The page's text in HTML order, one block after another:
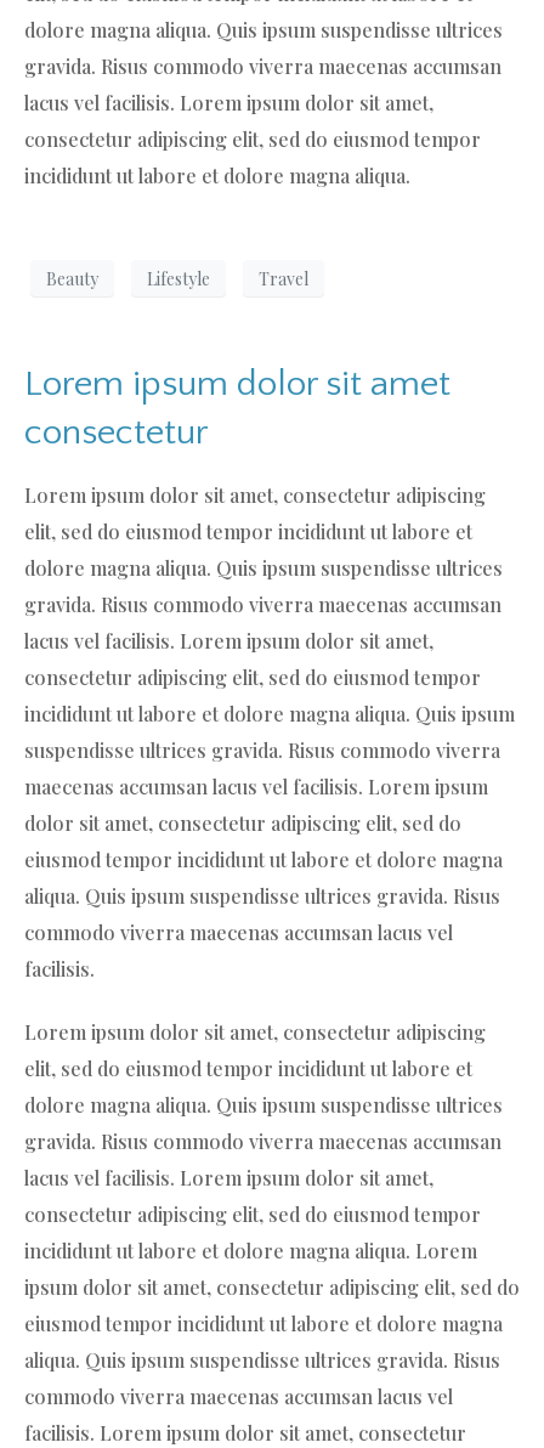
dolore magna aliqua. Quis ipsum suspendisse ultrices
gravida. Risus commodo viverra maecenas accumsan
lacus vel facilisis. Lorem ipsum dolor sit amet,
consectetur adipiscing elit, sed do eiusmod tempor
incididunt ut labore et dolore magna aliqua.
Beauty Lifestyle Travel
Lorem ipsum dolor sit amet
consectetur
Lorem ipsum dolor sit amet, consectetur adipiscing
elit, sed do eiusmod tempor incididunt ut labore et
dolore magna aliqua. Quis ipsum suspendisse ultrices
gravida. Risus commodo viverra maecenas accumsan
lacus vel facilisis. Lorem ipsum dolor sit amet,
consectetur adipiscing elit, sed do eiusmod tempor
incididunt ut labore et dolore magna aliqua. Quis ipsum
suspendisse ultrices gravida. Risus commodo viverra
maecenas accumsan lacus vel facilisis. Lorem ipsum
dolor sit amet, consectetur adipiscing elit, sed do
eiusmod tempor incididunt ut labore et dolore magna
aliqua. Quis ipsum suspendisse ultrices gravida. Risus
commodo viverra maecenas accumsan lacus vel
facilisis.
Lorem ipsum dolor sit amet, consectetur adipiscing
elit, sed do eiusmod tempor incididunt ut labore et
dolore magna aliqua. Quis ipsum suspendisse ultrices
gravida. Risus commodo viverra maecenas accumsan
lacus vel facilisis. Lorem ipsum dolor sit amet,
consectetur adipiscing elit, sed do eiusmod tempor
incididunt ut labore et dolore magna aliqua. Lorem
ipsum dolor sit amet, consectetur adipiscing elit, sed do
eiusmod tempor incididunt ut labore et dolore magna
aliqua. Quis ipsum suspendisse ultrices gravida. Risus
commodo viverra maecenas accumsan lacus vel
facilisis. Lorem ipsum dolor sit amet, consectetur